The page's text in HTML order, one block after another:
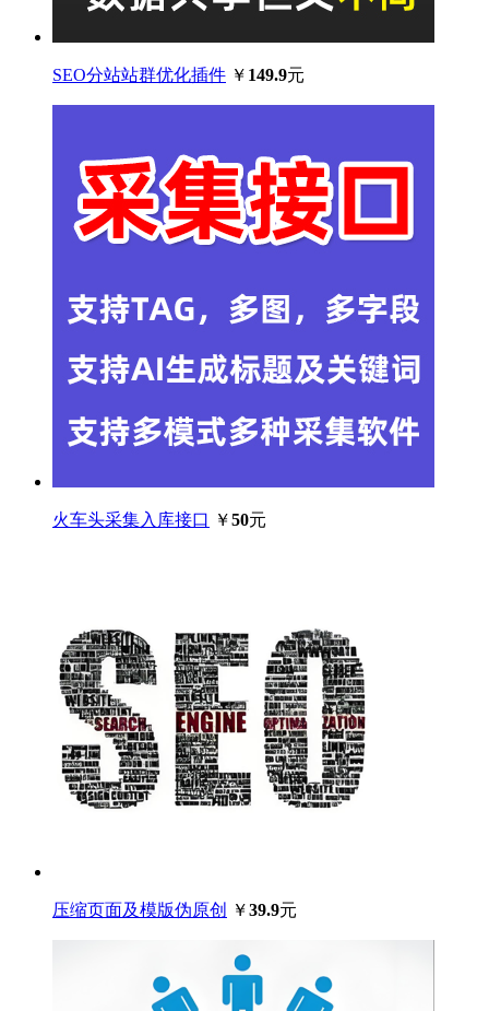
SEO分站站群优化插件 ￥ 149.9元
火车头采集入库接口 ￥50元
压缩页面及模版伪原创 ￥39.9元